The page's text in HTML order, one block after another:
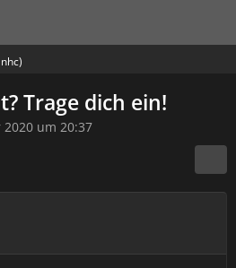
Trage dich ein!
2020 um 20:37